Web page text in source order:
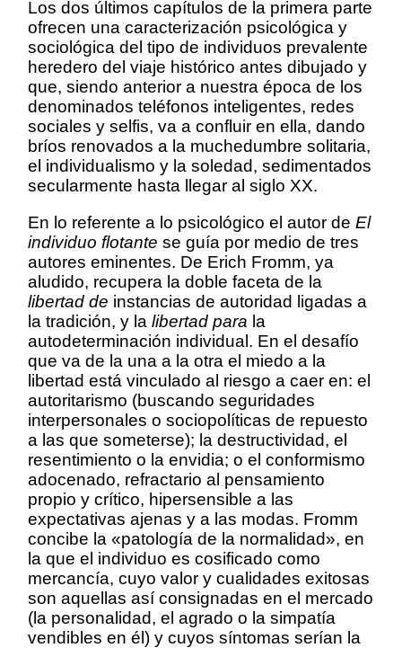
Los dos últimos capítulos de la primera parte
ofrecen una caracterización psicológica y
sociológica del tipo de individuos prevalente
heredero del viaje histórico antes dibujado y
que, siendo anterior a nuestra época de los
denominados teléfonos inteligentes, redes
sociales y selfis, va a confluir en ella, dando
bríos renovados a la muchedumbre solitaria,
el individualismo y la soledad, sedimentados
secularmente hasta llegar al siglo XX.
En lo referente a lo psicológico el autor de El
individuo flotante se guía por medio de tres
autores eminentes. De Erich Fromm, ya
aludido, recupera la doble faceta de la
libertad de instancias de autoridad ligadas a
la tradición, y la libertad para la
autodeterminación individual. En el desafío
que va de la una a la otra el miedo a la
libertad está vinculado al riesgo a caer en: el
autoritarismo (buscando seguridades
interpersonales o sociopolíticas de repuesto
a las que someterse); la destructividad, el
resentimiento o la envidia; o el conformismo
adocenado, refractario al pensamiento
propio y crítico, hipersensible a las
expectativas ajenas y a las modas. Fromm
concibe la «patología de la normalidad», en
la que el individuo es cosificado como
mercancía, cuyo valor y cualidades exitosas
son aquellas así consignadas en el mercado
(la personalidad, el agrado o la simpatía
vendibles en él) y cuyos síntomas serían la